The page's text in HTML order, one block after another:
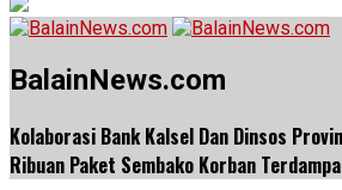
BalainNews.com
Kolaborasi Bank Kalsel Dan Dinsos
Ribuan Paket Sembako Korban